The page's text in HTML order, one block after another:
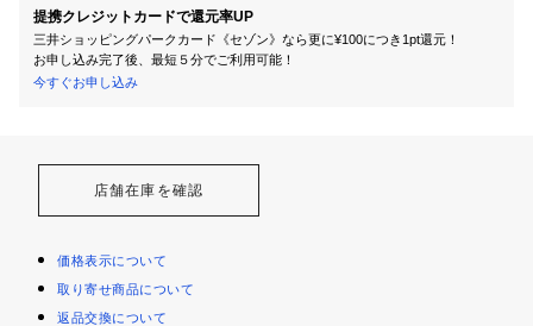
提携クレジットカードで還元率UP
三井ショッピングパークカード《セゾン》なら更に¥100につき1pt還元！
お申し込み完了後、最短５分でご利用可能！
今すぐお申し込み
店舗在庫を確認
価格表示について
取り寄せ商品について
返品交換について